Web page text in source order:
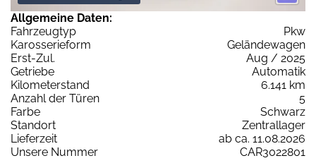
Allgemeine Daten:
Fahrzeugtyp
Pkw
Karosserieform
Geländewagen
Erst-Zul.
Aug / 2025
Getriebe
Automatik
Kilometerstand
6.141 km
Anzahl der Türen
5
Farbe
Schwarz
Standort
Zentrallager
Lieferzeit
ab ca. 11.08.2026
Unsere Nummer
CAR3022801